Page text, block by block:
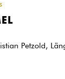
Petzold,